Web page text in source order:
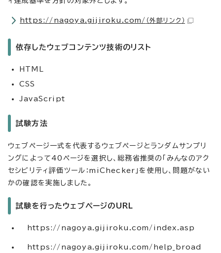
https://nagoya.gijiroku.com/ （外部リンク）
依存したウェブコンテンツ技術のリスト
HTML
CSS
JavaScript
試験方法
ウェブページ一式を代表するウェブページとランダムサンプリ
ングによって40ページを選択し、総務省推奨の「みんなのアク
セシビリティ評価ツール：miChecker」を使用し、問題がない
かの確認を実施しました。
試験を行ったウェブページのURL
https://nagoya.gijiroku.com/index.asp
https://nagoya.gijiroku.com/help_broad